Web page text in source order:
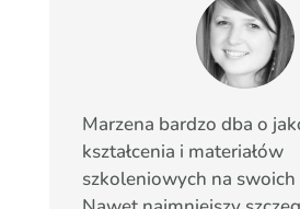
Marzena bardzo dba o
kształcenia i materiałów
szkoleniowych na swoich